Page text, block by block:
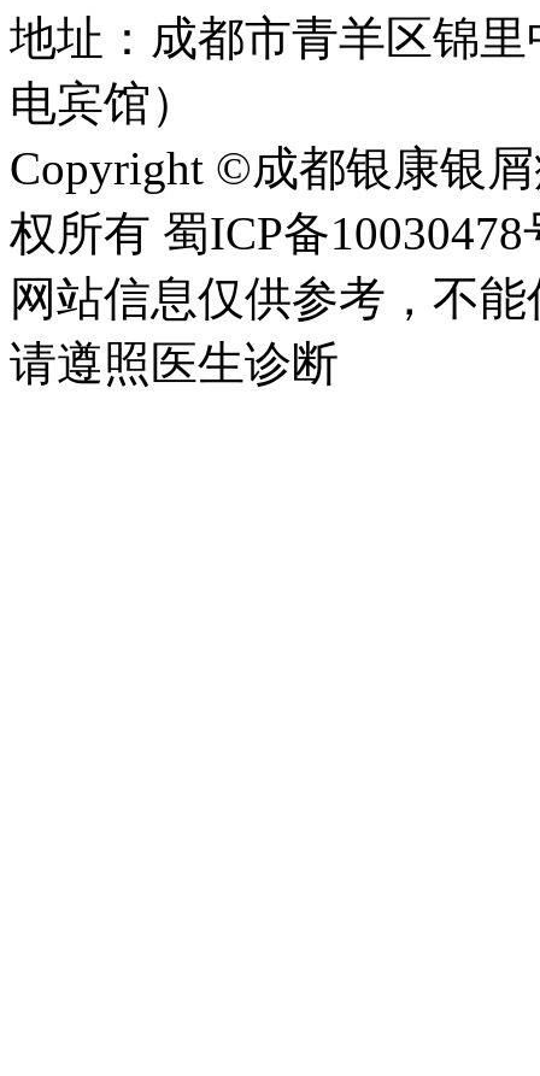
地址：成都市青羊区锦
电宾馆）
Copyright ©成都银康银
权所有 蜀ICP备10030478
网站信息仅供参考，不
请遵照医生诊断